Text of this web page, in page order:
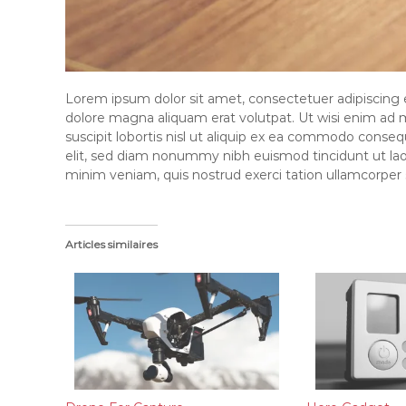
Lorem ipsum dolor sit amet, consectetuer
dolore magna aliquam erat volutpat. Ut wisi enim
suscipit lobortis nisl ut aliquip ex ea commodo
elit, sed diam nonummy nibh euismod tincidunt ut
minim veniam, quis nostrud exerci tation
Articles similaires